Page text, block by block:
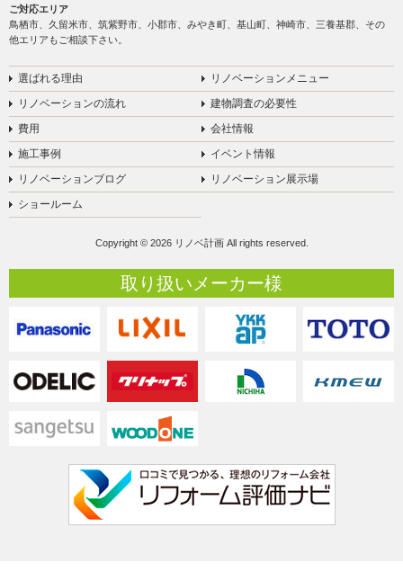
ご対応エリア
鳥栖市、久留米市、筑紫野市、小郡市、みやき町、基山町、神崎市、三養基郡、その
他エリアもご相談下さい。
選ばれる理由
リノベーションメニュー
リノベーションの流れ
建物調査の必要性
費用
会社情報
施工事例
イベント情報
リノベーションブログ
リノベーション展示場
ショールーム
Copyright © 2026 リノベ計画 All rights reserved.
取り扱いメーカー様